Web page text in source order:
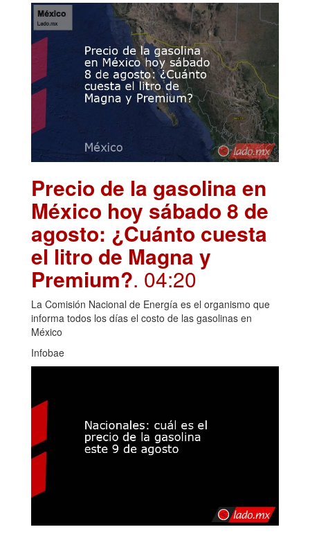
Precio de la gasolina en
México hoy sábado 8 de
agosto: ¿Cuánto cuesta
el litro de Magna y
Premium?. 04:20
La Comisión Nacional de Energía es el organismo que
informa todos los días el costo de las gasolinas en
México
Infobae